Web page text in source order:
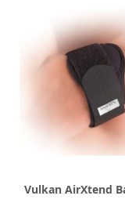
Vulkan AirXtend